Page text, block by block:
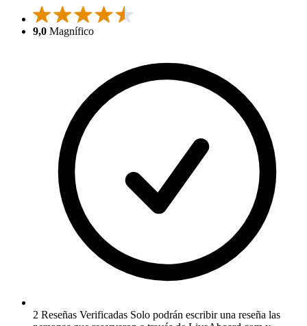
9,0 Magnífico
2 Reseñas Verificadas Solo podrán escribir una reseña las